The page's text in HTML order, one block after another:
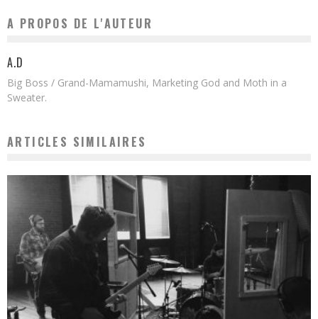
A PROPOS DE L'AUTEUR
A.D
Big Boss / Grand-Mamamushi, Marketing God and Moth in a
Sweater.
ARTICLES SIMILAIRES